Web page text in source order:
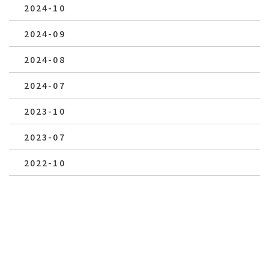
2024-10
2024-09
2024-08
2024-07
2023-10
2023-07
2022-10